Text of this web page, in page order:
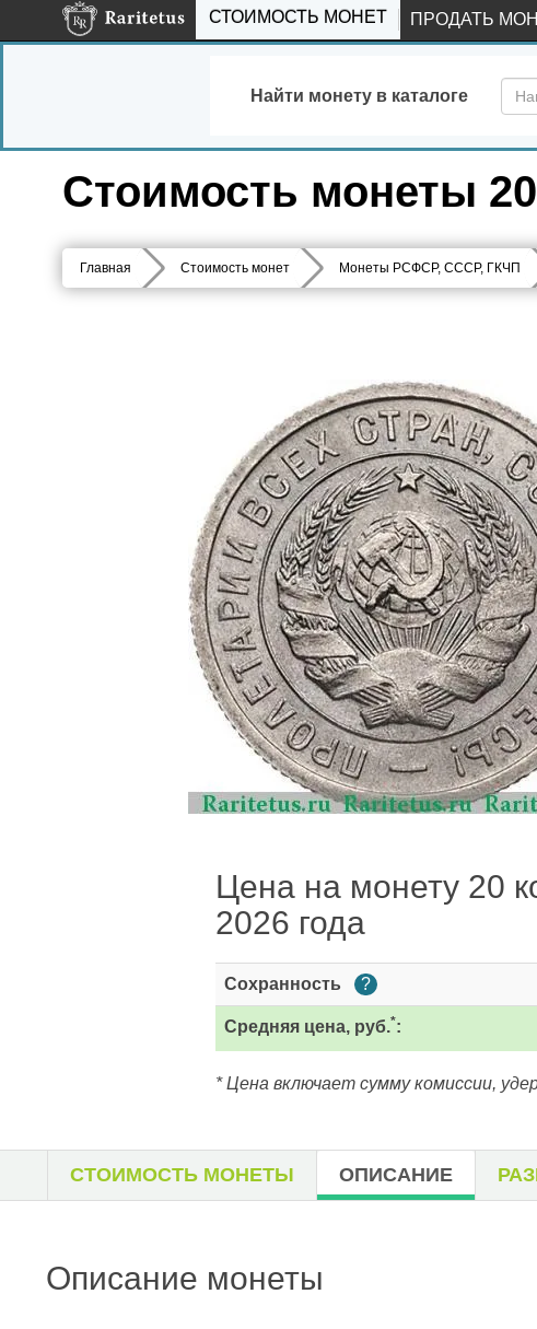
СТОИМОСТЬ МОНЕТ ПРОДАТЬ
Найти монету в каталоге
Стоимость монеты
Главная Стоимость монет Монеты РСФСР, СССР, ГКЧП
Цена на монету 20
2026 года
Сохранность ?
Средняя цена, руб.*:
* Цена включает сумму комиссии,
СТОИМОСТЬ МОНЕТЫ ОПИСАНИЕ
Описание монеты